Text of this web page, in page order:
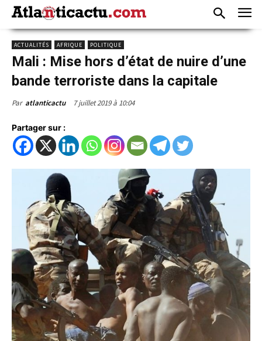
ACTUALITÉS AFRIQUE POLITIQUE
Mali : Mise hors d’état de nuire d’une
bande terroriste dans la capitale
Par atlanticactu 7 juillet 2019 à 10:04
Partager sur :